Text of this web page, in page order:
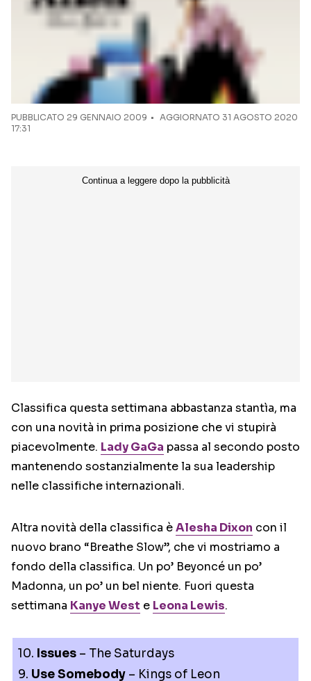
PUBBLICATO 29 GENNAIO 2009
AGGIORNATO 31 AGOSTO 2020
17:31
Classifica questa settimana abbastanza stantìa, ma
con una novità in prima posizione che vi stupirà
piacevolmente. Lady GaGa passa al secondo posto
mantenendo sostanzialmente la sua leadership
nelle classifiche internazionali.
Altra novità della classifica èAlesha Dixon con il
nuovo brano “Breathe Slow”, che vi mostriamo a
fondo della classifica. Un po’ Beyoncé un po’
Madonna, un po’ un bel niente. Fuori questa
settimana Kanye West e Leona Lewis.
10. Issues – The Saturdays
9. Use Somebody – Kings of Leon